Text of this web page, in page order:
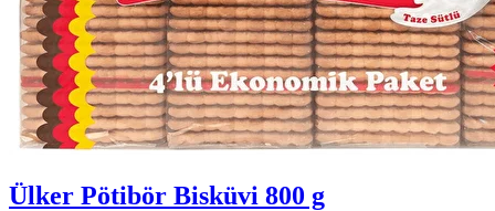
Ülker Pötibör Bisküvi 800 g